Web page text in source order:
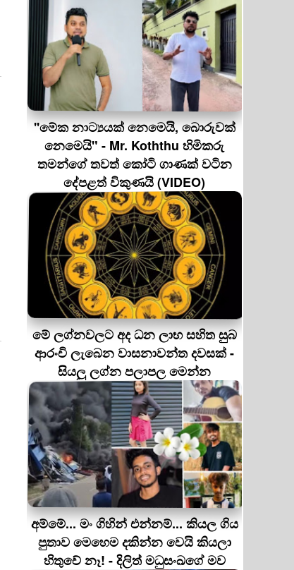
''මේක නාට්‍යයක් නෙමෙයි, බොරුවක්
නෙමෙයි" - Mr. Koththu හිමිකරු
තමන්ගේ තවත් කෝටි ගාණක් වටින
දේපළත් විකුණයි (VIDEO)
මේ ලග්නවලට අද ධන ලාභ සහිත සුබ
ආරංචි ලැබෙන වාසනාවන්ත දවසක් -
සියලු ලග්න පලාපල මෙන්න
අම්මේ... මං ගිහින් එන්නම්... කියල ගිය
පුතාව මෙහෙම දකින්න වෙයි කියලා
හිතුවේ නෑ! - දිලිත් මධුසංඛගේ මව